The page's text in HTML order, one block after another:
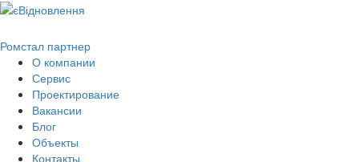
Ромстал партнер
О компании
Сервис
Проектирование
Вакансии
Блог
Объекты
Контакты